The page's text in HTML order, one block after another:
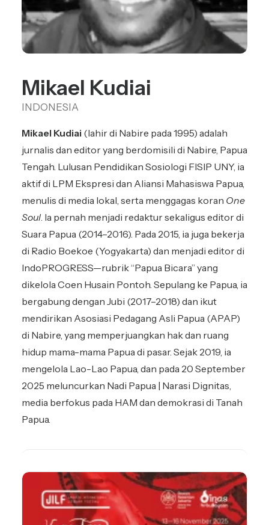
Mikael Kudiai
INDONESIA
Mikael Kudiai (lahir di Nabire pada 1995) adalah
jurnalis dan editor yang berdomisili di Nabire, Papua
Tengah. Lulusan Pendidikan Sosiologi FISIP UNY, ia
aktif di LPM Ekspresi dan Aliansi Mahasiswa Papua,
menulis di media lokal, serta menggagas koran One
Soul. Ia pernah menjadi redaktur sekaligus editor di
Suara Papua (2014–2016). Pada 2015, ia juga bekerja
di Radio Boekoe (Yogyakarta) dan menjadi editor di
IndoPROGRESS—rubrik “Papua Bicara” yang
dikelola Coen Husain Pontoh. Sepulang ke Papua, ia
bergabung dengan Jubi (2017–2018) dan ikut
mendirikan Asosiasi Pedagang Asli Papua (APAP)
di Nabire, yang memperjuangkan hak dan ruang
hidup mama-mama Papua di pasar. Sejak 2019, ia
mengelola Lao-Lao Papua, dan pada 20 September
2025 meluncurkan Nadi Papua | Narasi Dignitas,
media berfokus pada HAM dan demokrasi di Tanah
Papua.